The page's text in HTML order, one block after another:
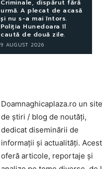
Criminale, dispărut fără
urmă. A plecat de acasă
și nu s-a mai întors.
Poliția Hunedoara îl
caută de două zile.
9 AUGUST 2026
Doamnaghicaplaza.ro un site
de știri / blog de noutăți,
dedicat diseminării de
informații și actualități.
oferă articole, reportaje și